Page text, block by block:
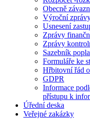
Obecně
Výroční
Usnesení
Zprávy
Zprávy
Sazebník
Formuláře ke
Hřbitovní řád
GDPR
Informace
přístupu k
Úřední deska
Veřejné zakázky